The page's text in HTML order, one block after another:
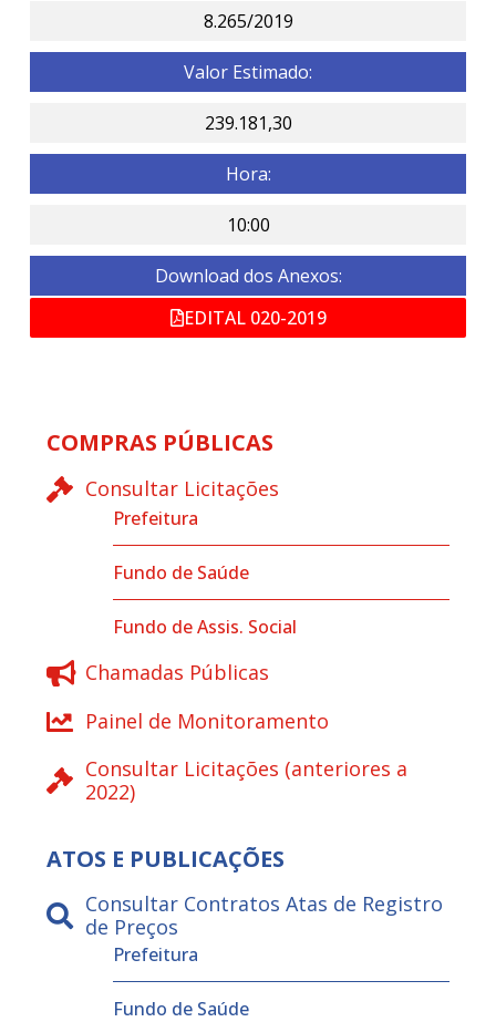
8.265/2019
Valor Estimado:
239.181,30
Hora:
10:00
Download dos Anexos:
EDITAL 020-2019
COMPRAS PÚBLICAS
Consultar Licitações
Prefeitura
Fundo de Saúde
Fundo de Assis. Social
Chamadas Públicas
Painel de Monitoramento
Consultar Licitações (anteriores a
2022)
ATOS E PUBLICAÇÕES
Consultar Contratos Atas de Registro
de Preços
Prefeitura
Fundo de Saúde